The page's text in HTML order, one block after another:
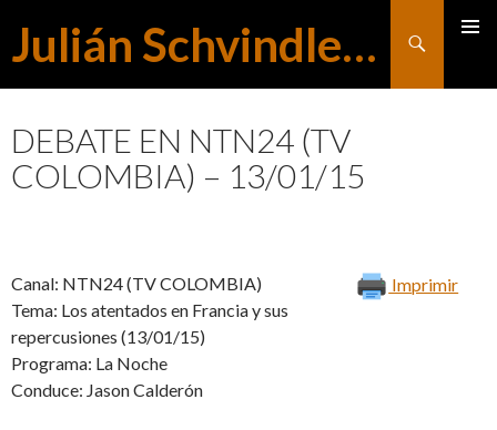
Julián Schvindlerman
Buscar
AL
DEBATE EN NTN24 (TV
COLOMBIA) – 13/01/15
Imprimir
Canal: NTN24 (TV COLOMBIA)
Tema: Los atentados en Francia y sus
repercusiones (13/01/15)
Programa: La Noche
Conduce: Jason Calderón